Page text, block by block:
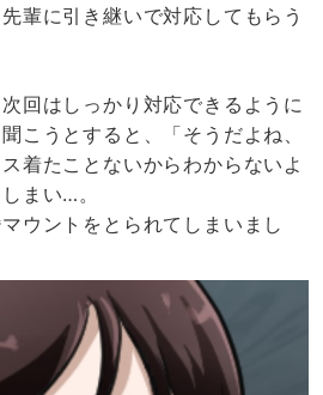
輩に引き継いで対応してもらう
回はしっかり対応できるように
こうとすると、「そうだよね、
着たことないからわからないよ
まい…。
ウントをとられてしまいまし